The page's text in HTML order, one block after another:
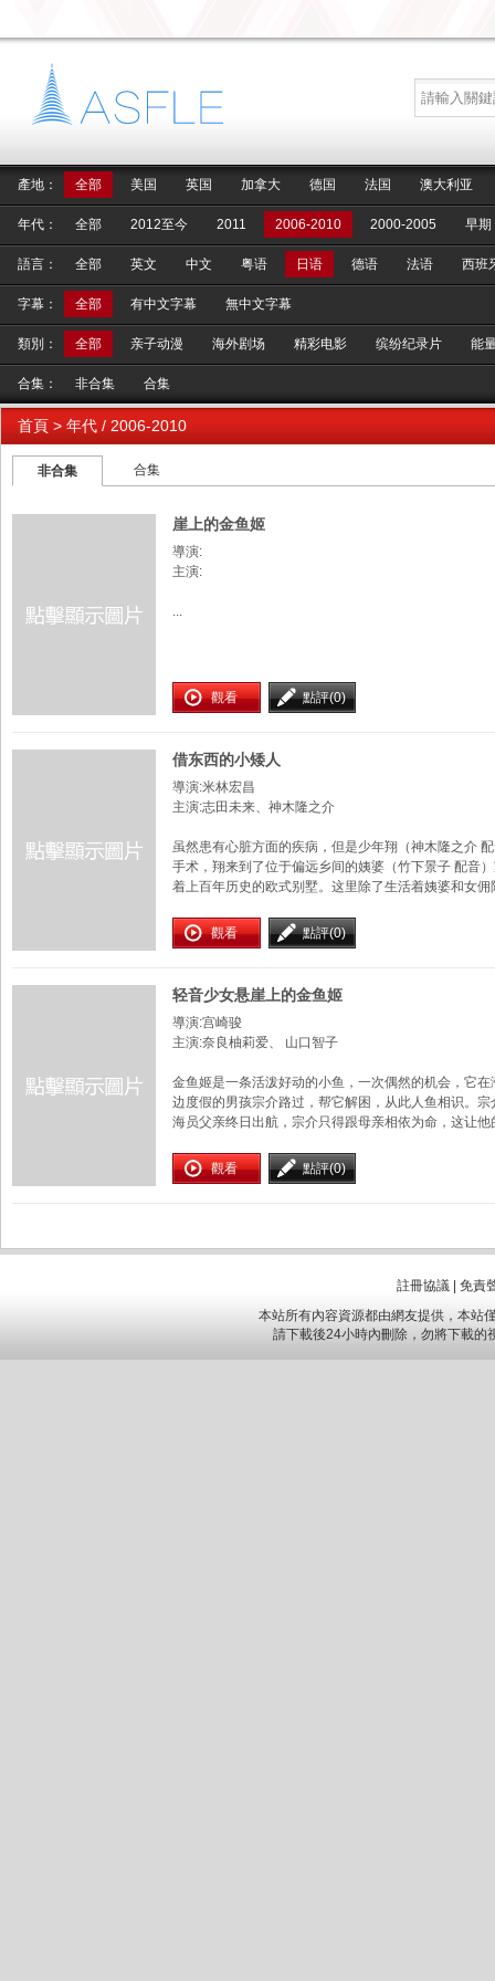
產地： 全部 美国 英国 加拿大 德国 法国 澳大利亚
年代： 全部 2012至今 2011 2006-2010 2000-2005 早期
語言： 全部 英文 中文 粤语 日语 德语 法语 西班
字幕： 全部 有中文字幕 無中文字幕
類別： 全部 亲子动漫 海外剧场 精彩电影 缤纷纪录片 能
合集： 非合集 合集
首頁 > 年代 / 2006-2010
非合集 合集
崖上的金鱼姬
導演:
主演:
...
觀看 點評(0)
借东西的小矮人
導演:米林宏昌
主演:志田未来、神木隆之介
虽然患有心脏方面的疾病，但是少年翔（神木隆之介
手术，翔来到了位于偏远乡间的姨婆（竹下景子 配音
着上百年历史的欧式别墅。这里除了生活着姨婆和女佣
觀看 點評(0)
轻音少女悬崖上的金鱼姬
導演:宫崎骏
主演:奈良柚莉爱、 山口智子
金鱼姬是一条活泼好动的小鱼，一次偶然的机会，它
边度假的男孩宗介路过，帮它解困，从此人鱼相识。
海员父亲终日出航，宗介只得跟母亲相依为命，这让
觀看 點評(0)
註冊協議
免責
本站所有內容資源都由網友提供，本站
請下載後24小時內刪除，勿將下載的